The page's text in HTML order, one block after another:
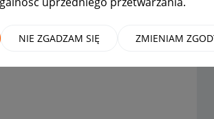
NIE ZGADZAM SIĘ ZMIENIAM